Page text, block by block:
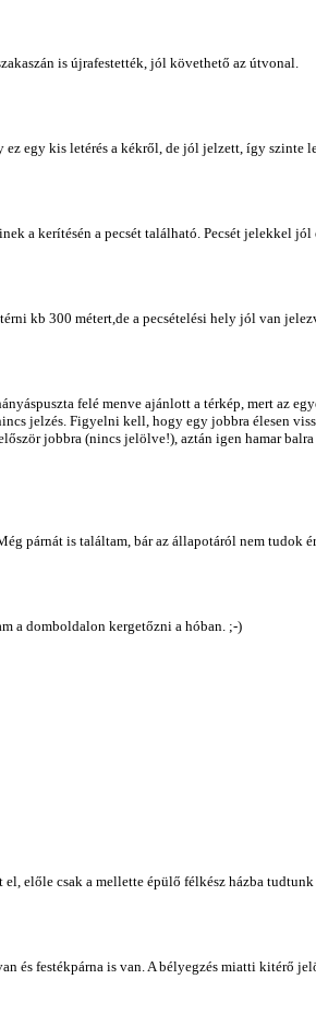
is újrafestették, jól követhető az útvonal.
egy kis letérés a kékről, de jól jelzett, így szinte
a kerítésén a pecsét található. Pecsét jelekkel jól
kb 300 métert,de a pecsételési hely jól van
felé menve ajánlott a térkép, mert az
jelzés. Figyelni kell, hogy egy jobbra élesen
jobbra (nincs jelölve!), aztán igen hamar
párnát is találtam, bár az állapotáról nem tudok
a domboldalon kergetőzni a hóban. ;-)
előle csak a mellette épülő félkész házba tudtunk
és festékpárna is van. A bélyegzés miatti kitérő